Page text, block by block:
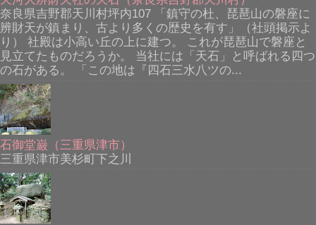
奈良県吉野郡天川村坪内107 「鎮守の杜、琵琶山の磐座に
辨財天が鎮まり、古より多くの歴史を有す」（社頭掲示よ
り） 社殿は小高い丘の上に建つ。 これが琵琶山で磐座と
見立てたものだろうか。 当社には「天石」と呼ばれる四つ
の石がある。 「この地は『四石三水八ツの...
石御堂巌（三重県津市）
三重県津市美杉町下之川